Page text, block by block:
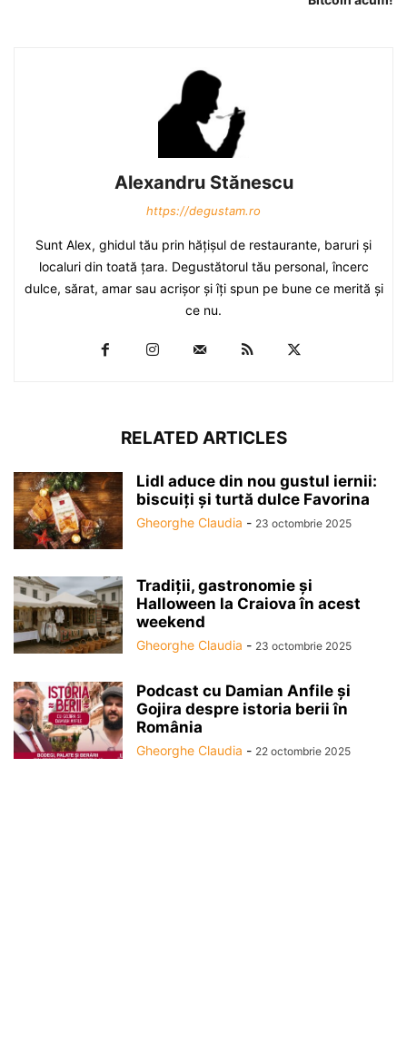
Alexandru Stănescu
https://degustam.ro
Sunt Alex, ghidul tău prin hăţişul de restaurante, baruri şi
localuri din toată ţara. Degustătorul tău personal, încerc
dulce, sărat, amar sau acrişor şi îţi spun pe bune ce merită şi
ce nu.
RELATED ARTICLES
Lidl aduce din nou gustul iernii:
biscuiți și turtă dulce Favorina
Gheorghe Claudia - 23 octombrie 2025
Tradiții, gastronomie și
Halloween la Craiova în acest
weekend
Gheorghe Claudia - 23 octombrie 2025
Podcast cu Damian Anfile și
Gojira despre istoria berii în
România
Gheorghe Claudia - 22 octombrie 2025